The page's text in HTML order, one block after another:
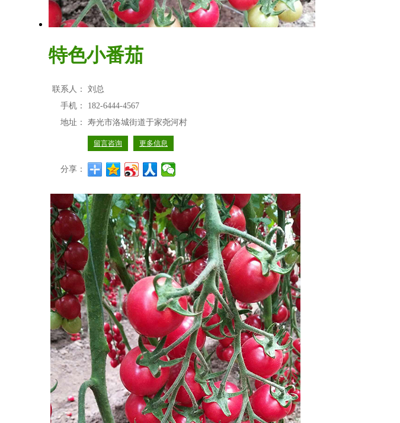
特色小番茄
联系人：
刘总
手机：
182-6444-4567
地址：
寿光市洛城街道于家尧河村
留言咨询 更多信息
分享：